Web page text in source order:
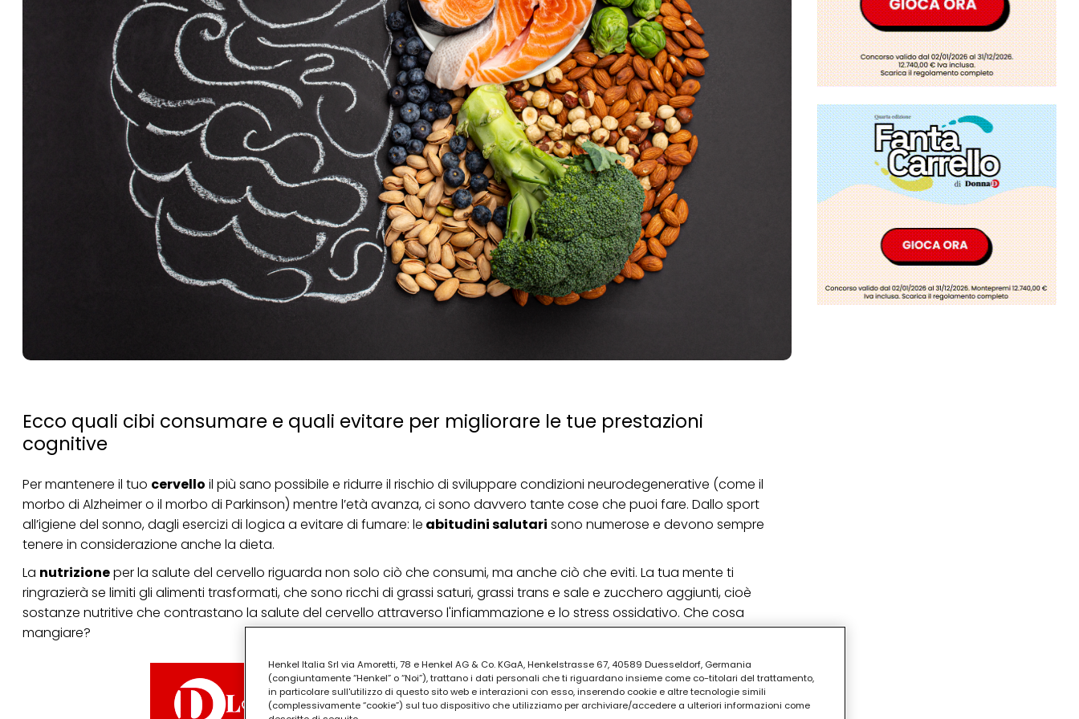
Ecco quali cibi consumare e quali evitare per migliorare le tue prestazioni
cognitive
PUBBLICITA'
Per mantenere il tuo cervello il più sano possibile e ridurre il rischio di sviluppare condizioni neurodegenerative (come il
morbo di Alzheimer o il morbo di Parkinson) mentre l’età avanza, ci sono davvero tante cose che puoi fare. Dallo sport
all’igiene del sonno, dagli esercizi di logica a evitare di fumare: le abitudini salutari sono numerose e devono sempre
tenere in considerazione anche la dieta.
La nutrizioneper la salute del cervello riguarda non solo ciò che consumi, ma anche ciò che eviti. La tua mente ti
ringrazierà se limiti gli alimenti trasformati, che sono ricchi di grassi saturi, grassi trans e sale e zucchero aggiunti, cioè
sostanze nutritive che contrastano la salute del cervello attraverso l'infiammazione e lo stress ossidativo. Che cosa
mangiare?
Henkel Italia Srl via Amoretti, 78 e Henkel AG & Co. KGaA, Henkelstrasse 67, 40589 Duesseldorf, Germania
(congiuntamente “Henkel” o “Noi”), trattano i dati personali che ti riguardano insieme come co-titolari del trattamento,
in particolare sull'utilizzo di questo sito web e interazioni con esso, inserendo cookie e altre tecnologie simili
(complessivamente “cookie”) sul tuo dispositivo che utilizziamo per archiviare/accedere a ulteriori informazioni come